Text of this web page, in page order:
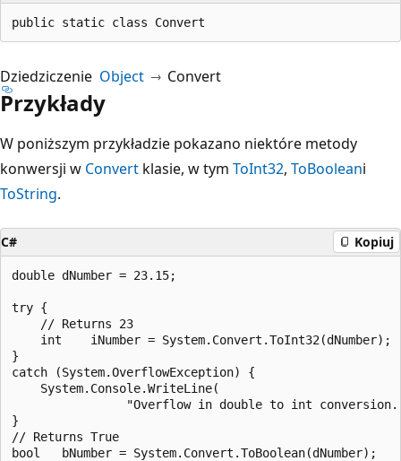
public static class Convert
Dziedziczenie Object Convert
Przykłady
W poniższym przykładzie pokazano niektóre metody
konwersji w Convert klasie, w tym ToInt32, ToBooleani
ToString.
C# Kopiuj
double dNumber = 23.15;
try {
    // Returns 23
    int    iNumber = System.Convert.ToInt32(dNumber);
}
catch (System.OverflowException) {
    System.Console.WriteLine(
"Overflow in double to int
}
// Returns True
bool   bNumber = System.Convert.ToBoolean(dNumber);